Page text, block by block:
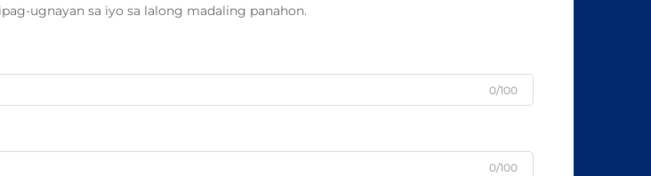
ugnayan sa iyo sa lalong madaling panahon.
0/100
0/100